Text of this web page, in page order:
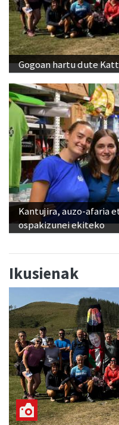
Gogoan hartu dute
Kantujira, auzo-afaria
ospakizunei ekiteko
Ikusienak